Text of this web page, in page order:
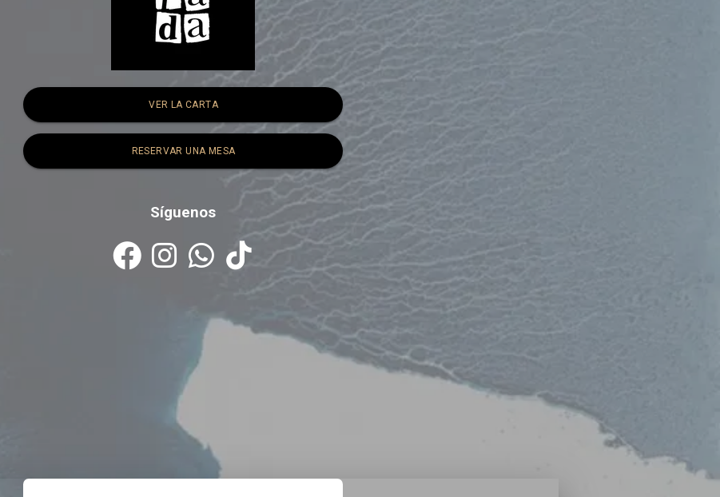
VER LA CARTA
RESERVAR UNA MESA
Síguenos